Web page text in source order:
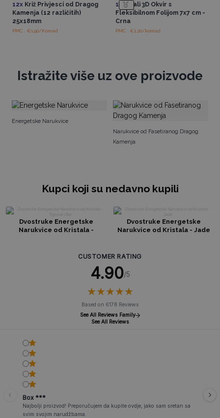
12x Križ Privjesci od Dragog
Kamenja (12 različitih)
25x18mm
PMC : €1.90/Komad
10xMali 3D Okvir s
Fleksibilnom Folijom 7x7 cm -
Crna
PMC : €1.20/komad
Istražite više uz ove proizvode
Energetske Narukvice
Narukvice od Fasetiranog Dragog
Kamenja
Kupci koji su nedavno kupili
Dvostruke Energetske
Narukvice od Kristala -
Dvostruke Energetske
Narukvice od Kristala - Jade
CUSTOMER RATING
4.90/5
★★★★★
★★★★★
Based on 6178 Reviews
See All Reviews Family
See All Reviews
Box ***
Najbolji proizvod! Preporučujem da kupite ovdje, jako sam sretan sa
svim svojim narudžbama.